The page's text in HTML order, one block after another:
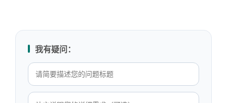
我有疑问：